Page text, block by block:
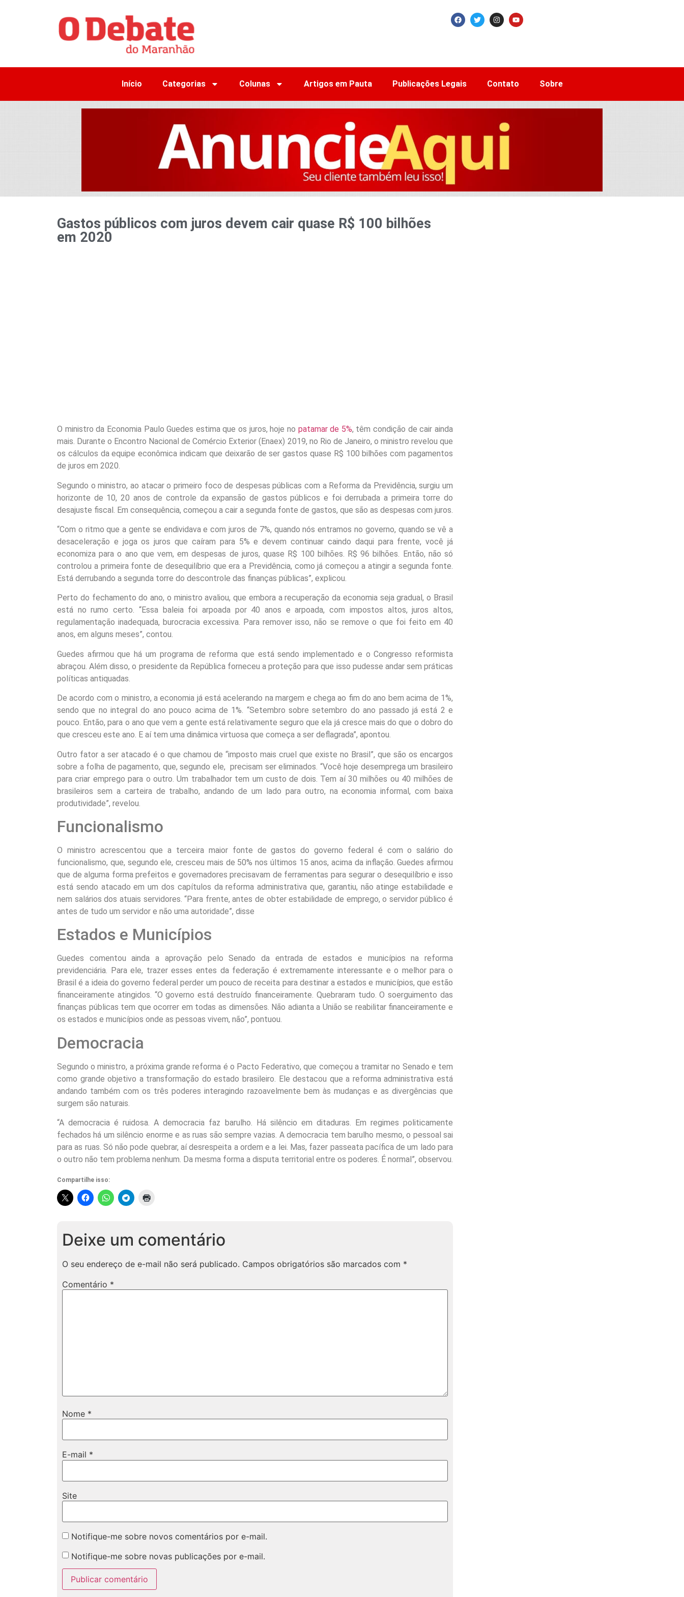
Início Categorias Colunas Artigos em Pauta Publicações Legais Contato Sobre
Gastos públicos com juros devem cair quase R$ 100 bilhões
em 2020
O ministro da Economia Paulo Guedes estima que os juros, hoje no patamar de 5%, têm condição de cair ainda
mais. Durante o Encontro Nacional de Comércio Exterior (Enaex) 2019, no Rio de Janeiro, o ministro revelou que
os cálculos da equipe econômica indicam que deixarão de ser gastos quase R$ 100 bilhões com pagamentos
de juros em 2020.
Segundo o ministro, ao atacar o primeiro foco de despesas públicas com a Reforma da Previdência, surgiu um
horizonte de 10, 20 anos de controle da expansão de gastos públicos e foi derrubada a primeira torre do
desajuste fiscal. Em consequência, começou a cair a segunda fonte de gastos, que são as despesas com juros.
“Com o ritmo que a gente se endividava e com juros de 7%, quando nós entramos no governo, quando se vê a
desaceleração e joga os juros que caíram para 5% e devem continuar caindo daqui para frente, você já
economiza para o ano que vem, em despesas de juros, quase R$ 100 bilhões. R$ 96 bilhões. Então, não só
controlou a primeira fonte de desequilíbrio que era a Previdência, como já começou a atingir a segunda fonte.
Está derrubando a segunda torre do descontrole das finanças públicas”, explicou.
Perto do fechamento do ano, o ministro avaliou, que embora a recuperação da economia seja gradual, o Brasil
está no rumo certo. “Essa baleia foi arpoada por 40 anos e arpoada, com impostos altos, juros altos,
regulamentação inadequada, burocracia excessiva. Para remover isso, não se remove o que foi feito em 40
anos, em alguns meses”, contou.
Guedes afirmou que há um programa de reforma que está sendo implementado e o Congresso reformista
abraçou. Além disso, o presidente da República forneceu a proteção para que isso pudesse andar sem práticas
políticas antiquadas.
De acordo com o ministro, a economia já está acelerando na margem e chega ao fim do ano bem acima de 1%,
sendo que no integral do ano pouco acima de 1%. “Setembro sobre setembro do ano passado já está 2 e
pouco. Então, para o ano que vem a gente está relativamente seguro que ela já cresce mais do que o dobro do
que cresceu este ano. E aí tem uma dinâmica virtuosa que começa a ser deflagrada”, apontou.
Outro fator a ser atacado é o que chamou de “imposto mais cruel que existe no Brasil”, que são os encargos
sobre a folha de pagamento, que, segundo ele, precisam ser eliminados. “Você hoje desemprega um brasileiro
para criar emprego para o outro. Um trabalhador tem um custo de dois. Tem aí 30 milhões ou 40 milhões de
brasileiros sem a carteira de trabalho, andando de um lado para outro, na economia informal, com baixa
produtividade”, revelou.
Funcionalismo
O ministro acrescentou que a terceira maior fonte de gastos do governo federal é com o salário do
funcionalismo, que, segundo ele, cresceu mais de 50% nos últimos 15 anos, acima da inflação. Guedes afirmou
que de alguma forma prefeitos e governadores precisavam de ferramentas para segurar o desequilíbrio e isso
está sendo atacado em um dos capítulos da reforma administrativa que, garantiu, não atinge estabilidade e
nem salários dos atuais servidores. “Para frente, antes de obter estabilidade de emprego, o servidor público é
antes de tudo um servidor e não uma autoridade”, disse
Estados e Municípios
Guedes comentou ainda a aprovação pelo Senado da entrada de estados e municípios na reforma
previdenciária. Para ele, trazer esses entes da federação é extremamente interessante e o melhor para o
Brasil é a ideia do governo federal perder um pouco de receita para destinar a estados e municípios, que estão
financeiramente atingidos. “O governo está destruído financeiramente. Quebraram tudo. O soerguimento das
finanças públicas tem que ocorrer em todas as dimensões. Não adianta a União se reabilitar financeiramente e
os estados e municípios onde as pessoas vivem, não”, pontuou.
Democracia
Segundo o ministro, a próxima grande reforma é o Pacto Federativo, que começou a tramitar no Senado e tem
como grande objetivo a transformação do estado brasileiro. Ele destacou que a reforma administrativa está
andando também com os três poderes interagindo razoavelmente bem às mudanças e as divergências que
surgem são naturais.
“A democracia é ruidosa. A democracia faz barulho. Há silêncio em ditaduras. Em regimes politicamente
fechados há um silêncio enorme e as ruas são sempre vazias. A democracia tem barulho mesmo, o pessoal sai
para as ruas. Só não pode quebrar, aí desrespeita a ordem e a lei. Mas, fazer passeata pacífica de um lado para
o outro não tem problema nenhum. Da mesma forma a disputa territorial entre os poderes. É normal”, observou.
Compartilhe isso:
Deixe um comentário
O seu endereço de e-mail não será publicado. Campos obrigatórios são marcados com *
Comentário *
Nome *
E-mail *
Site
Notifique-me sobre novos comentários por e-mail.
Notifique-me sobre novas publicações por e-mail.